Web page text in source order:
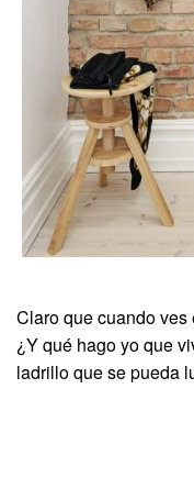
Claro que cuando
¿Y qué hago yo que
ladrillo que se pueda